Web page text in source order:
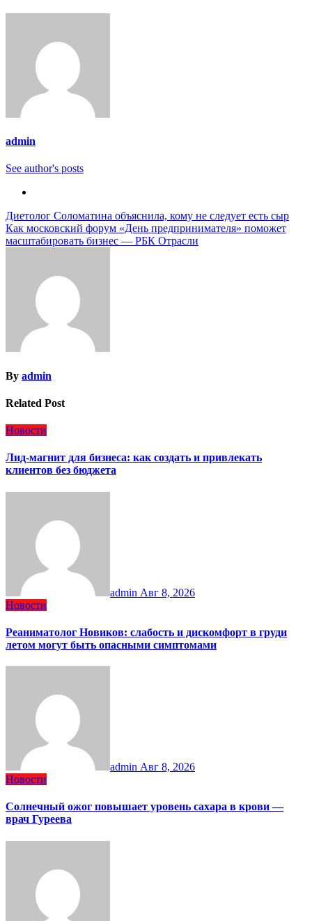
admin
See author's posts
Навигация
по
Диетолог Соломатина объяснила, кому не следует есть сыр
Как московский форум «День предпринимателя» поможет
масштабировать бизнес — РБК Отрасли
By admin
Related Post
Новости
Лид-магнит для бизнеса: как создать и привлекать
клиентов без бюджета
admin Авг 8, 2026
Новости
Реаниматолог Новиков: слабость и дискомфорт в груди
летом могут быть опасными симптомами
admin Авг 8, 2026
Новости
Солнечный ожог повышает уровень сахара в крови —
врач Гуреева